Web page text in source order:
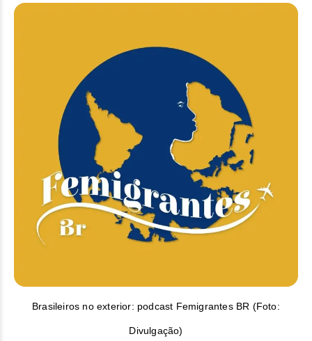
Brasileiros no exterior: podcast Femigrantes BR (Foto:
Divulgação)